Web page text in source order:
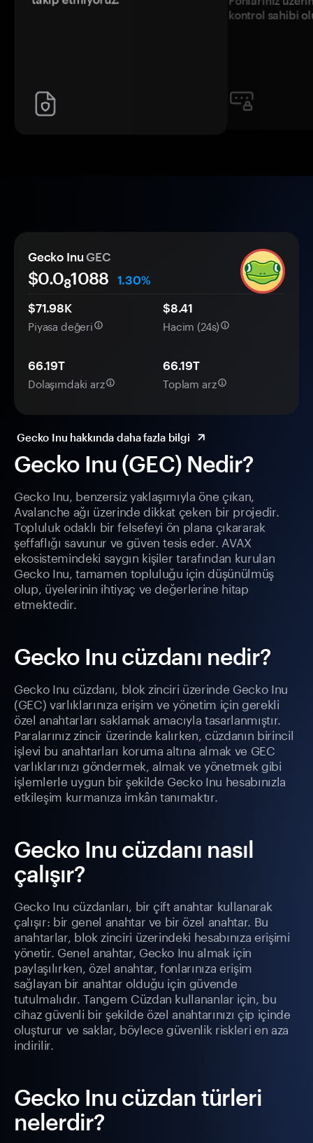
kontrol sahibi
Gecko Inu (GEC) Nedir?
Gecko Inu, benzersiz yaklaşımıyla öne çıkan,
Avalanche ağı üzerinde dikkat çeken bir projedir.
Topluluk odaklı bir felsefeyi ön plana çıkararak
şeffaflığı savunur ve güven tesis eder. AVAX
ekosistemindeki saygın kişiler tarafından kurulan
Gecko Inu, tamamen topluluğu için düşünülmüş
olup, üyelerinin ihtiyaç ve değerlerine hitap
etmektedir.
Gecko Inu cüzdanı nedir?
Gecko Inu cüzdanı, blok zinciri üzerinde Gecko Inu
(GEC) varlıklarınıza erişim ve yönetim için gerekli
özel anahtarları saklamak amacıyla tasarlanmıştır.
Paralarınız zincir üzerinde kalırken, cüzdanın birincil
işlevi bu anahtarları koruma altına almak ve GEC
varlıklarınızı göndermek, almak ve yönetmek gibi
işlemlerle uygun bir şekilde Gecko Inu hesabınızla
etkileşim kurmanıza imkân tanımaktır.
Gecko Inu cüzdanı nasıl
çalışır?
Gecko Inu cüzdanları, bir çift anahtar kullanarak
çalışır: bir genel anahtar ve bir özel anahtar. Bu
anahtarlar, blok zinciri üzerindeki hesabınıza erişimi
yönetir. Genel anahtar, Gecko Inu almak için
paylaşılırken, özel anahtar, fonlarınıza erişim
sağlayan bir anahtar olduğu için güvende
tutulmalıdır. Tangem Cüzdan kullananlar için, bu
cihaz güvenli bir şekilde özel anahtarınızı çip içinde
oluşturur ve saklar, böylece güvenlik riskleri en aza
indirilir.
Gecko Inu cüzdan türleri
nelerdir?
Gecko Inu GEC
$0.081088
1.30%
$71.98K
Piyasa değeri
$8.41
Hacim (24s)
66.19T
Dolaşımdaki arz
66.19T
Toplam arz
Gecko Inu hakkında daha fazla bilgi